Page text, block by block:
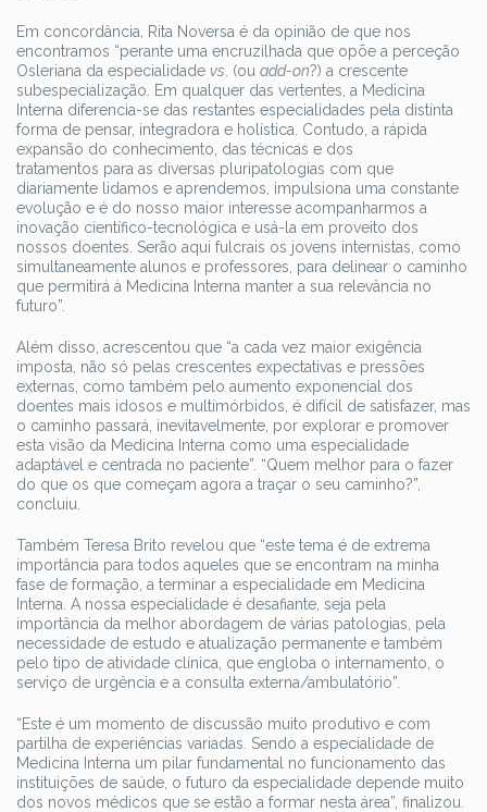
Em concordância, Rita Noversa é da opinião de que nos
encontramos “perante uma encruzilhada que opõe a perceção
Osleriana da especialidade vs . (ou add-on?) a crescente
subespecialização. Em qualquer das vertentes, a Medicina
Interna diferencia-se das restantes especialidades pela distinta
forma de pensar, integradora e holística. Contudo, a rápida
expansão do conhecimento, das técnicas e dos
tratamentos para as diversas pluripatologias com que
diariamente lidamos e aprendemos, impulsiona uma constante
evolução e é do nosso maior interesse acompanharmos a
inovação científico-tecnológica e usá-la em proveito dos
nossos doentes. Serão aqui fulcrais os jovens internistas, como
simultaneamente alunos e professores, para delinear o caminho
que permitirá à Medicina Interna manter a sua relevância no
futuro”.
Além disso, acrescentou que “a cada vez maior exigência
imposta, não só pelas crescentes expectativas e pressões
externas, como também pelo aumento exponencial dos
doentes mais idosos e multimórbidos, é difícil de satisfazer, mas
o caminho passará, inevitavelmente, por explorar e promover
esta visão da Medicina Interna como uma especialidade
adaptável e centrada no paciente”. “Quem melhor para o fazer
do que os que começam agora a traçar o seu caminho?”,
concluiu.
Também Teresa Brito revelou que “este tema é de extrema
importância para todos aqueles que se encontram na minha
fase de formação, a terminar a especialidade em Medicina
Interna. A nossa especialidade é desafiante, seja pela
importância da melhor abordagem de várias patologias, pela
necessidade de estudo e atualização permanente e também
pelo tipo de atividade clínica, que engloba o internamento, o
serviço de urgência e a consulta externa/ambulatório”.
“Este é um momento de discussão muito produtivo e com
partilha de experiências variadas. Sendo a especialidade de
Medicina Interna um pilar fundamental no funcionamento das
instituições de saúde, o futuro da especialidade depende muito
dos novos médicos que se estão a formar nesta área”, finalizou.